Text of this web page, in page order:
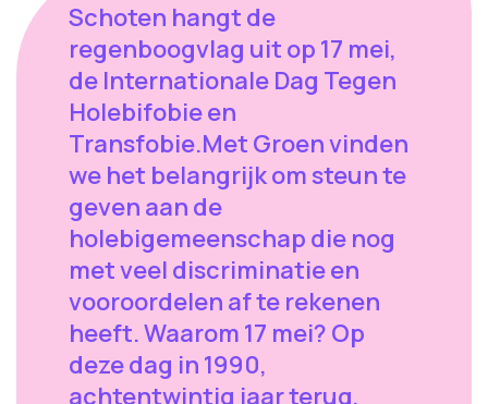
Schoten hangt de
regenboogvlag uit op 17 mei,
de Internationale Dag Tegen
Holebifobie en
Transfobie.Met Groen vinden
we het belangrijk om steun te
geven aan de
holebigemeenschap die nog
met veel discriminatie en
vooroordelen af te rekenen
heeft. Waarom 17 mei? Op
deze dag in 1990,
achtentwintig jaar terug,